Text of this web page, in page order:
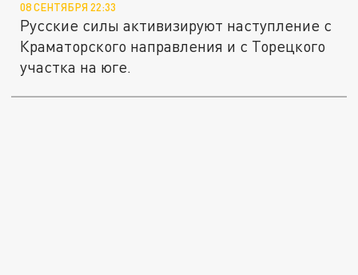
08 СЕНТЯБРЯ 22:33
Русские силы активизируют наступление с
Краматорского направления и с Торецкого
участка на юге.